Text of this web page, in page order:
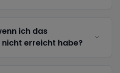
ich das
erreicht habe?